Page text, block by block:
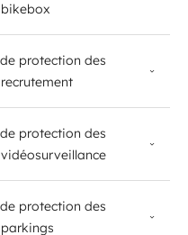
protection des
protection des
protection des